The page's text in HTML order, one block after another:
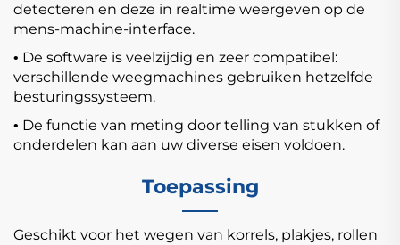
detecteren en deze in realtime weergeven op de
mens-machine-interface.
• De software is veelzijdig en zeer compatibel:
verschillende weegmachines gebruiken hetzelfde
besturingssysteem.
• De functie van meting door telling van stukken of
onderdelen kan aan uw diverse eisen voldoen.
Toepassing
Geschikt voor het wegen van korrels, plakjes, rollen